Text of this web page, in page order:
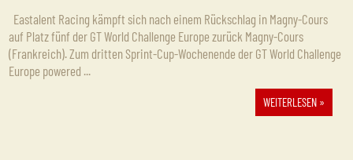
Eastalent Racing kämpft sich nach einem Rückschlag in Magny-Cours
auf Platz fünf der GT World Challenge Europe zurück Magny-Cours
(Frankreich). Zum dritten Sprint-Cup-Wochenende der GT World Challenge
Europe powered ...
WEITERLESEN »